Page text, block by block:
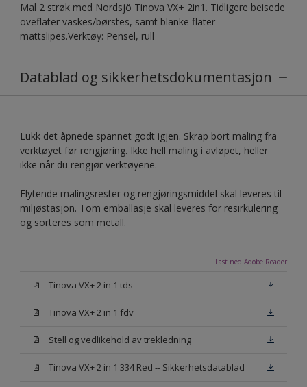
Mal 2 strøk med Nordsjö Tinova VX+ 2in1. Tidligere beisede
oveflater vaskes/børstes, samt blanke flater
mattslipes.Verktøy: Pensel, rull
Datablad og sikkerhetsdokumentasjon
Lukk det åpnede spannet godt igjen. Skrap bort maling fra
verktøyet før rengjøring. Ikke hell maling i avløpet, heller
ikke når du rengjør verktøyene.
Flytende malingsrester og rengjøringsmiddel skal leveres til
miljøstasjon. Tom emballasje skal leveres for resirkulering
og sorteres som metall.
Last ned Adobe Reader
Tinova VX+ 2 in 1 tds
Tinova VX+ 2 in 1 fdv
Stell og vedlikehold av trekledning
Tinova VX+ 2 in 1 334 Red -- Sikkerhetsdatablad